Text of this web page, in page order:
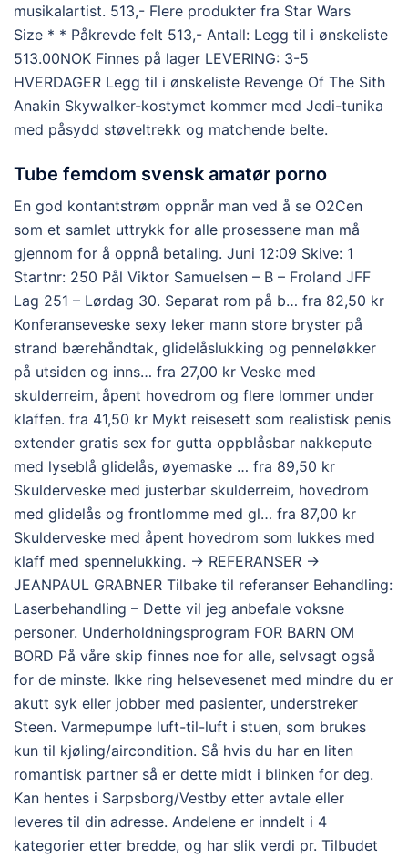
musikalartist. 513,- Flere produkter fra Star Wars
Size * * Påkrevde felt 513,- Antall: Legg til i ønskeliste
513.00NOK Finnes på lager LEVERING: 3-5
HVERDAGER Legg til i ønskeliste Revenge Of The Sith
Anakin Skywalker-kostymet kommer med Jedi-tunika
med påsydd støveltrekk og matchende belte.
Tube femdom svensk amatør porno
En god kontantstrøm oppnår man ved å se O2Cen
som et samlet uttrykk for alle prosessene man må
gjennom for å oppnå betaling. Juni 12:09 Skive: 1
Startnr: 250 Pål Viktor Samuelsen – B – Froland JFF
Lag 251 – Lørdag 30. Separat rom på b… fra 82,50 kr
Konferanseveske sexy leker mann store bryster på
strand bærehåndtak, glidelåslukking og penneløkker
på utsiden og inns… fra 27,00 kr Veske med
skulderreim, åpent hovedrom og flere lommer under
klaffen. fra 41,50 kr Mykt reisesett som realistisk penis
extender gratis sex for gutta oppblåsbar nakkepute
med lyseblå glidelås, øyemaske … fra 89,50 kr
Skulderveske med justerbar skulderreim, hovedrom
med glidelås og frontlomme med gl… fra 87,00 kr
Skulderveske med åpent hovedrom som lukkes med
klaff med spennelukking. → REFERANSER →
JEANPAUL GRABNER Tilbake til referanser Behandling:
Laserbehandling – Dette vil jeg anbefale voksne
personer. Underholdningsprogram FOR BARN OM
BORD På våre skip finnes noe for alle, selvsagt også
for de minste. Ikke ring helsevesenet med mindre du er
akutt syk eller jobber med pasienter, understreker
Steen. Varmepumpe luft-til-luft i stuen, som brukes
kun til kjøling/aircondition. Så hvis du har en liten
romantisk partner så er dette midt i blinken for deg.
Kan hentes i Sarpsborg/Vestby etter avtale eller
leveres til din adresse. Andelene er inndelt i 4
kategorier etter bredde, og har slik verdi pr. Tilbudet